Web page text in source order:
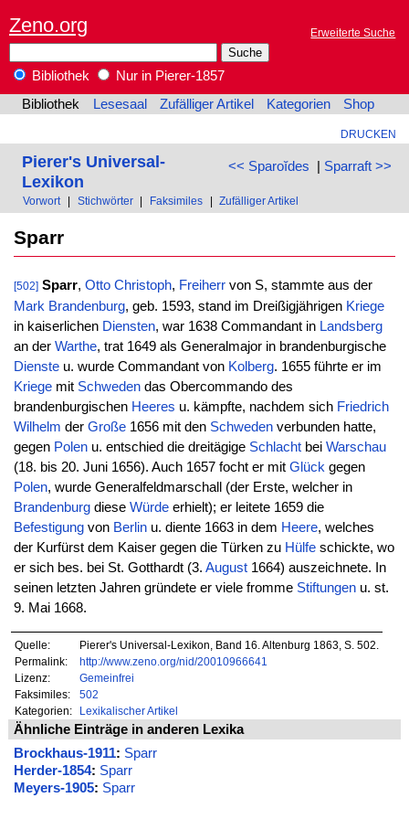
Zeno.org Erweiterte Suche
Bibliothek
Nur in Pierer-1857
Bibliothek
Lesesaal Zufälliger Artikel Kategorien Shop
DRUCKEN
<< Sparoĭdes | Sparraft >>
Pierer's Universal-
Lexikon
Vorwort Stichwörter Faksimiles Zufälliger Artikel
Sparr
[502] Sparr, Otto Christoph, Freiherrvon S, stammte aus der
Mark Brandenburg, geb. 1593, stand im Dreißigjährigen Kriege
in kaiserlichen Diensten, war 1638 Commandant in Landsberg
an der Warthe, trat 1649 als Generalmajor in brandenburgische
Diensteu. wurde Commandant von Kolberg. 1655 führte er im
Kriegemit Schwedendas Obercommando des
brandenburgischen Heeres u. kämpfte, nachdem sich Friedrich
Wilhelm der Große1656 mit den Schwedenverbunden hatte,
gegen Polenu. entschied die dreitägige Schlachtbei Warschau
(18. bis 20. Juni 1656). Auch 1657 focht er mit Glückgegen
Polen, wurde Generalfeldmarschall (der Erste, welcher in
Brandenburgdiese Würdeerhielt); er leitete 1659 die
Befestigungvon Berlinu. diente 1663 in dem Heere, welches
der Kurfürst dem Kaiser gegen die Türken zu Hülfeschickte, wo
er sich bes. bei St. Gotthardt (3. August1664) auszeichnete. In
seinen letzten Jahren gründete er viele fromme Stiftungenu. st.
9. Mai 1668.
Quelle:
Pierer's Universal-Lexikon, Band 16. Altenburg 1863, S. 502.
Permalink:
http://www.zeno.org/nid/20010966641
Lizenz:
Gemeinfrei
Faksimiles:
502
Kategorien:
Lexikalischer Artikel
Ähnliche Einträge in anderen Lexika
Brockhaus-1911: Sparr
Herder-1854: Sparr
Meyers-1905: Sparr